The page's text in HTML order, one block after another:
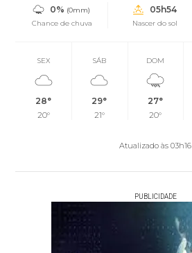
0% (0mm)
Chance de chuva
05h54
Nascer do sol
SEX
28°
20°
SÁB
29°
21°
DOM
27°
20°
Atualizado às 03h16
PUBLICIDADE